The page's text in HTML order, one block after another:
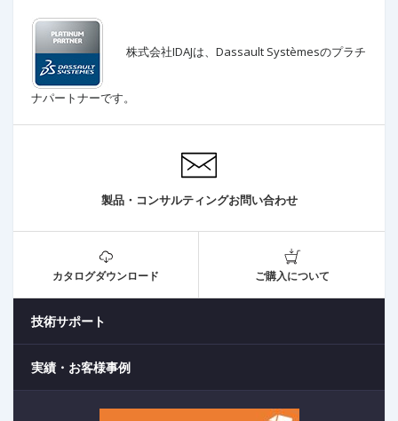
株式会社IDAJは、Dassault Systèmesのプラチ
ナパートナーです。
製品・コンサルティングお問い合わせ
カタログダウンロード ご購入について
技術サポート
実績・お客様事例